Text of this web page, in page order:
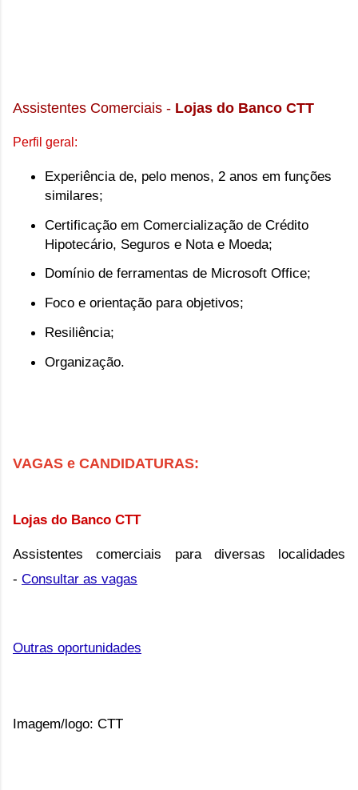
Assistentes Comerciais - Lojas do Banco CTT
Perfil geral:
Experiência de, pelo menos, 2 anos em funções
similares;
Certificação em Comercialização de Crédito
Hipotecário, Seguros e Nota e Moeda;
Domínio de ferramentas de Microsoft Office;
Foco e orientação para objetivos;
Resiliência;
Organização.
VAGAS e CANDIDATURAS:
Lojas do Banco CTT
Assistentes comerciais para diversas localidades
- Consultar as vagas
Outras oportunidades
Imagem/logo: CTT